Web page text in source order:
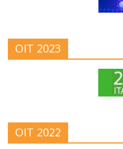
OIT 2023
OIT 2022